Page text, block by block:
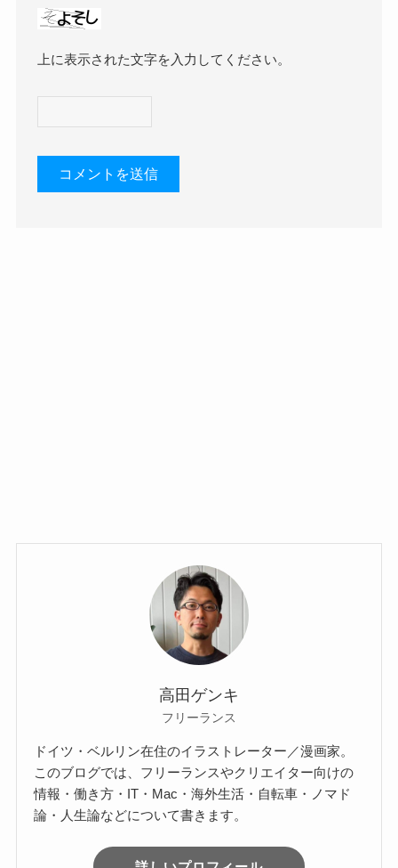
上に表示された文字を入力してください。
高田ゲンキ
フリーランス
ドイツ・ベルリン在住のイラストレーター／漫画家。
このブログでは、フリーランスやクリエイター向けの
情報・働き方・IT・Mac・海外生活・自転車・ノマド
論・人生論などについて書きます。